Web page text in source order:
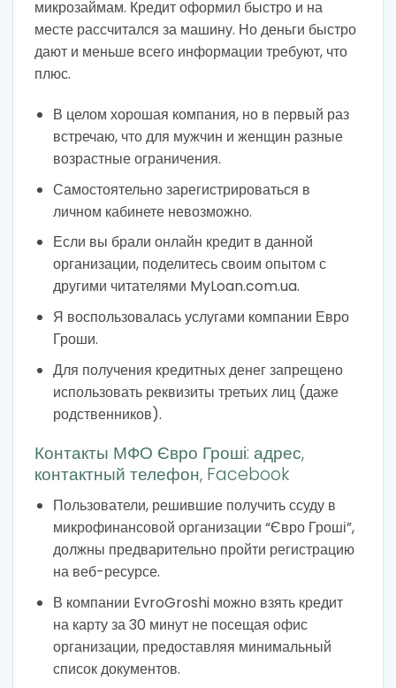
микрозаймам. Кредит оформил быстро и на
месте рассчитался за машину. Но деньги быстро
дают и меньше всего информации требуют, что
плюс.
В целом хорошая компания, но в первый раз
встречаю, что для мужчин и женщин разные
возрастные ограничения.
Самостоятельно зарегистрироваться в
личном кабинете невозможно.
Если вы брали онлайн кредит в данной
организации, поделитесь своим опытом с
другими читателями MyLoan.com.ua.
Я воспользовалась услугами компании Евро
Гроши.
Для получения кредитных денег запрещено
использовать реквизиты третьих лиц (даже
родственников).
Контакты МФО Євро Гроші: адрес,
контактный телефон, Facebook
Пользователи, решившие получить ссуду в
микрофинансовой организации “Євро Гроші”,
должны предварительно пройти регистрацию
на веб-ресурсе.
В компании EvroGroshi можно взять кредит
на карту за 30 минут не посещая офис
организации, предоставляя минимальный
список документов.